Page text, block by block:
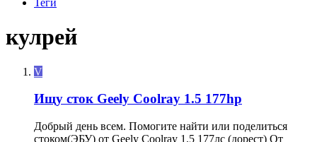
кулрей
V
Ищу сток Geely Coolray 1.5 177hp
Добрый день всем. Помогите найти или поделиться
стоком(ЭБУ) от Geely Coolray 1.5 177лс (дорест) От